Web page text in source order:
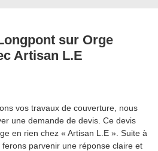
sur Orge
Artisan L.E
vos travaux de couverture, nous
une demande de devis. Ce devis
en rien chez « Artisan L.E ». Suite à
parvenir une réponse claire et